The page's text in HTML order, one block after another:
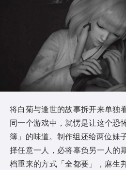
将白菊与逢世的故事拆开来单独
同一个游戏中，就愣是让这个恐
簿」的味道。制作组还给两位妹
择任意一人，必将辜负另一人的
档重来的方式「全都要」，麻生